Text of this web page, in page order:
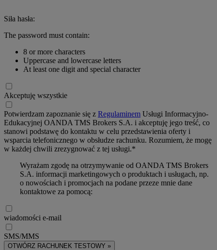
Siła hasła:
The password must contain:
8 or more characters
Uppercase and lowercase letters
At least one digit and special character
Akceptuję wszystkie
Potwierdzam zapoznanie się z Regulaminem Usługi Informacyjno-
Edukacyjnej OANDA TMS Brokers S.A. i akceptuję jego treść, co
stanowi podstawę do kontaktu w celu przedstawienia oferty i
wsparcia telefonicznego w obsłudze rachunku. Rozumiem, że mogę
w każdej chwili zrezygnować z tej usługi.*
Wyrażam zgodę na otrzymywanie od OANDA TMS Brokers
S.A. informacji marketingowych o produktach i usługach, np.
o nowościach i promocjach na podane przeze mnie dane
kontaktowe za pomocą:
wiadomości e-mail
SMS/MMS
OTWÓRZ RACHUNEK TESTOWY »